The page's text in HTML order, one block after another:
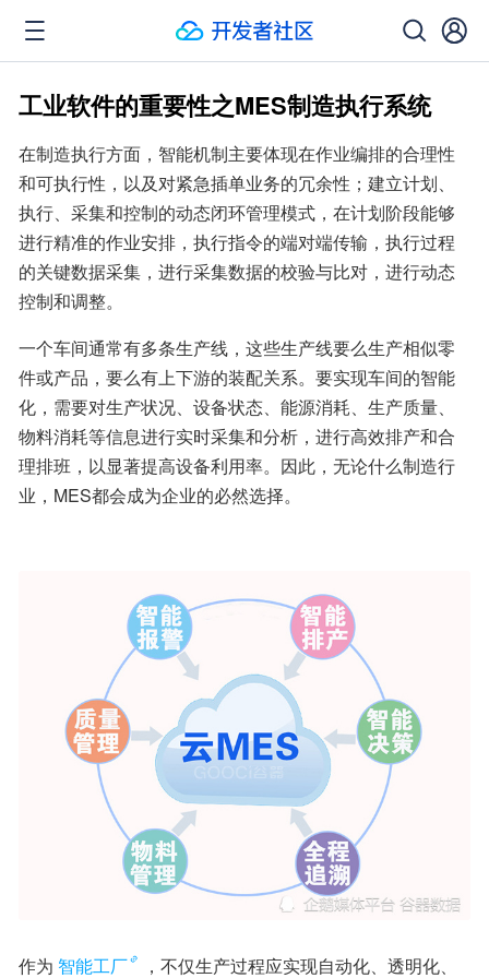
工业软件的重要性之MES制造执行系统
在制造执行方面，智能机制主要体现在作业编排的合理性
和可执行性，以及对紧急插单业务的冗余性；建立计划、
执行、采集和控制的动态闭环管理模式，在计划阶段能够
进行精准的作业安排，执行指令的端对端传输，执行过程
的关键数据采集，进行采集数据的校验与比对，进行动态
控制和调整。
一个车间通常有多条生产线，这些生产线要么生产相似零
件或产品，要么有上下游的装配关系。要实现车间的智能
化，需要对生产状况、设备状态、能源消耗、生产质量、
物料消耗等信息进行实时采集和分析，进行高效排产和合
理排班，以显著提高设备利用率。因此，无论什么制造行
业，MES都会成为企业的必然选择。
作为 智能工厂 ，不仅生产过程应实现自动化、透明化、